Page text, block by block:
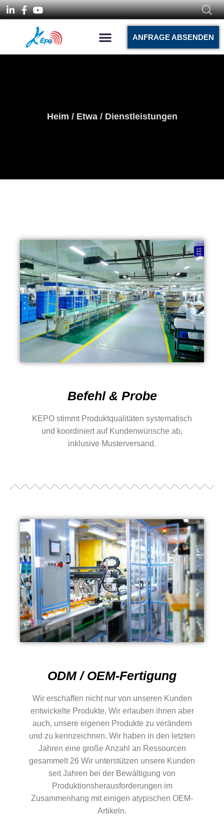
ANFRAGE ABSENDEN
Heim / Etwa/ Dienstleistungen
Befehl & Probe
KEPO stimmt Produktqualitäten systematisch
und koordiniert auf Kundenwünsche ab,
inklusive Musterversand.
ODM / OEM-Fertigung
Wir erschaffen nicht nur von unseren Kunden
entwickelte Produkte, Wir erlauben ihnen aber
auch, unsere eigenen Produkte zu verändern
und zu kennzeichnen. Wir haben in den letzten
Jahren eine große Anzahl an Ressourcen
gesammelt 26 Wir unterstützen unsere Kunden
seit Jahren bei der Bewältigung von
Produktionsherausforderungen im
Zusammenhang mit einigen atypischen OEM-
Artikeln.